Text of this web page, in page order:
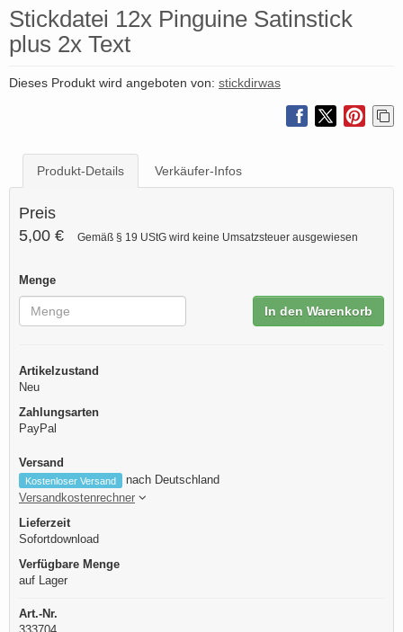
Stickdatei 12x Pinguine Satinstick
plus 2x Text
Dieses Produkt wird angeboten von: stickdirwas
Produkt-Details Verkäufer-Infos
Preis
5,00 €
Gemäß § 19 UStG wird keine Umsatzsteuer ausgewiesen
Menge
In den Warenkorb
Artikelzustand
Neu
Zahlungsarten
PayPal
Versand
Kostenloser Versand
nach Deutschland
Versandkostenrechner
Lieferzeit
Sofortdownload
Verfügbare Menge
auf Lager
Art.-Nr.